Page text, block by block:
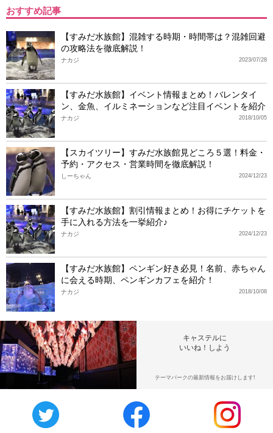
おすすめ記事
【すみだ水族館】混雑する時期・時間帯は？混雑回避
の攻略法を徹底解説！
2023/07/28
ナカジ
【すみだ水族館】イベント情報まとめ！バレンタイ
ン、金魚、イルミネーションなど注目イベントを紹介
2018/10/05
ナカジ
【スカイツリー】すみだ水族館見どころ５選！料金・
予約・アクセス・営業時間を徹底解説！
2024/12/23
しーちゃん
【すみだ水族館】割引情報まとめ！お得にチケットを
手に入れる方法を一挙紹介♪
2024/12/23
ナカジ
【すみだ水族館】ペンギン好き必見！名前、赤ちゃん
に会える時期、ペンギンカフェを紹介！
2018/10/08
ナカジ
キャステルに
いいね！しよう
テーマパークの最新情報をお届けします!